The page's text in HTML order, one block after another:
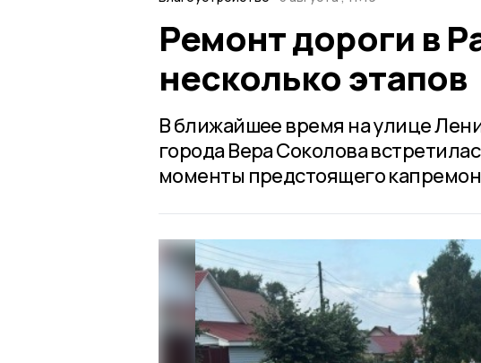
Ремонт дороги в
несколько этапов
В ближайшее время на улице
города Вера Соколова
моменты предстоящего